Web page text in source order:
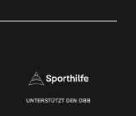
UNTERSTÜTZT DEN DBB